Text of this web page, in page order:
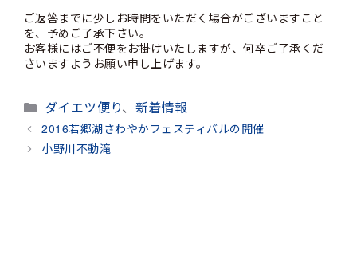
ご返答までに少しお時間をいただく場合がございますこと
を、予めご了承下さい。
お客様にはご不便をお掛けいたしますが、何卒ご了承くだ
さいますようお願い申し上げます。
カ
テ
ゴ
ダイエツ便り、 新着情報
2016若郷湖さわやかフェスティバルの開催
小野川不動滝